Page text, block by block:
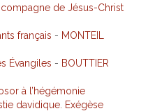
de Jésus-Christ
français - MONTEIL
Évangiles - BOUTTIER
à l’hégémonie
davidique. Exégèse